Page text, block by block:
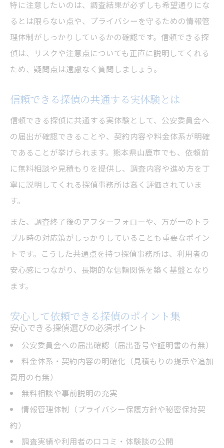
特に注意したいのは、調査結果が必ずしも希望通りにな
るとは限らない点や、プライバシーを守るための情報管
理体制がしっかりしているかの確認です。信頼できる探
偵は、リスクや注意点についても正直に説明してくれる
ため、疑問点は遠慮なく質問しましょう。
信頼できる探偵の共通する実体験とは
信頼できる探偵に共通する実体験として、公安委員会へ
の届出が確認できることや、契約内容や料金体系が明確
であることが挙げられます。熊本県山鹿市でも、依頼前
に無料相談や見積もりを提供し、調査内容や進め方を丁
寧に説明してくれる探偵事務所は高く評価されていま
す。
また、調査終了後のアフターフォローや、万が一のトラ
ブル時の対応策がしっかりしていることも重要なポイン
トです。こうした共通点を持つ探偵事務所は、利用者の
安心感につながり、長期的な信頼関係を築く基盤となり
ます。
安心して依頼できる探偵のポイント集
安心できる探偵選びの必須ポイント
公安委員会への届出確認（届出番号や証明書の有無）
料金体系・契約内容の明確化（見積もりの提示や追加
費用の有無）
無料相談や事前説明の充実
情報管理体制（プライバシー保護方針や秘密保持契
約）
調査実績や利用者の口コミ・体験談の公開